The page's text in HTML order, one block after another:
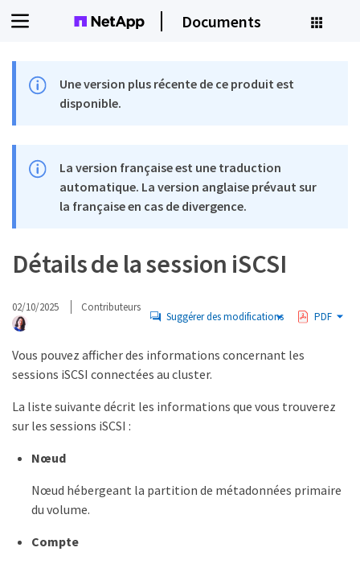
Documents
Une version plus récente de ce produit est
disponible.
La version française est une traduction
automatique. La version anglaise prévaut sur
la française en cas de divergence.
Détails de la session iSCSI
02/10/2025 Contributeurs
Suggérer des modifications PDF
Vous pouvez afficher des informations concernant les
sessions iSCSI connectées au cluster.
La liste suivante décrit les informations que vous trouverez
sur les sessions iSCSI :
Nœud
Nœud hébergeant la partition de métadonnées primaire
du volume.
Compte